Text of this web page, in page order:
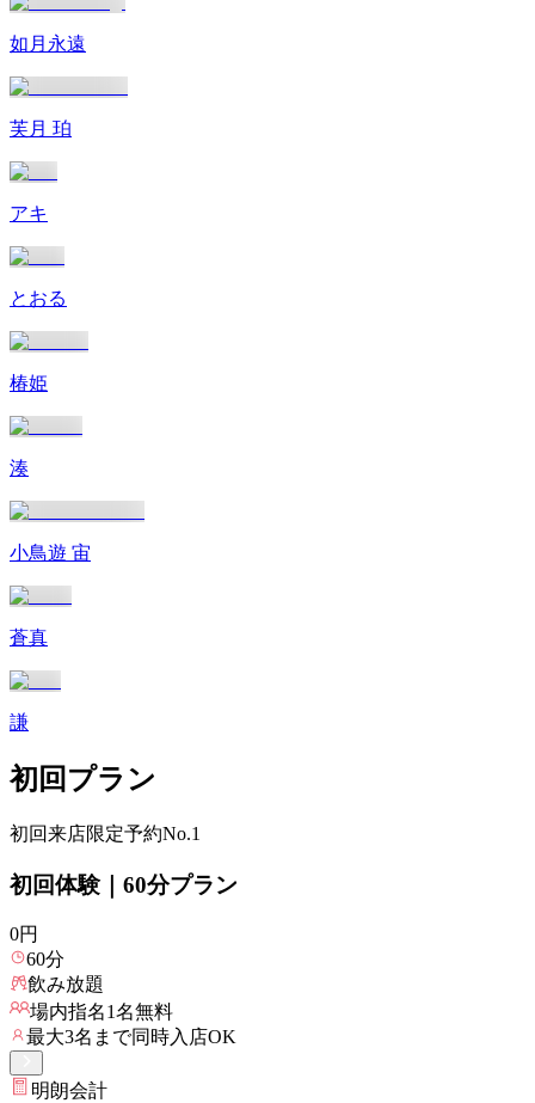
如月永遠
芙月 珀
アキ
とおる
椿姫
湊
小鳥遊 宙
蒼真
謙
初回プラン
初回来店限定予約No.1
初回体験｜60分プラン
0円
60分
飲み放題
場内指名1名無料
最大3名まで同時入店OK
明朗会計